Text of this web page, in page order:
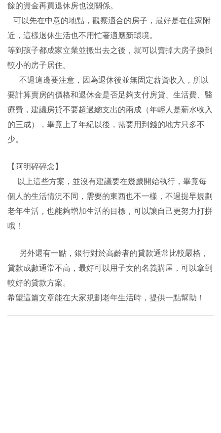
餘的資金再買退休房也沒關係。
可以先在中意的地點，觀察適合的房子，最好是在住家附
近，這樣退休生活也不用忙著適應新環境。
等到孩子都成家立業並搬出去之後，就可以賣掉大房子換到
較小的房子居住。
不過這邊要注意，因為退休後並無固定薪資收入，所以
要計算賣房的價格和退休金是否足夠支付房貸、生活費、醫
療費，建議房貸不要超過總支出的兩成（年輕人是薪水收入
的三成），畢竟上了年紀以後，需要用到錢的地方只多不
少。
【阿明碎碎念】
以上這些方案，並沒有建議要在幾歲開始執行，畢竟每
個人的生活情況不同，需要的東西也不一樣，不過提早規劃
老年生活，也能夠增加生活的目標，可以讓自己更努力打拼
哦！
另外還有一點，銀行對於高齡者的貸款通常比較嚴格，
貸款成數通常不高，最好可以用子女的名義購屋，可以拿到
較好的貸款方案。
希望這篇文章能在大家規劃老年生活時，提供一點幫助！